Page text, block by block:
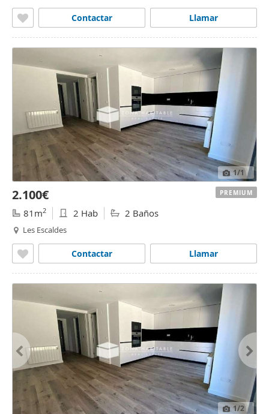
Llamar
Contactar
1/1
2.100€
81m2 2 Hab 2 Baños
Les Escaldes
Llamar
Contactar
PREMIUM
1/2